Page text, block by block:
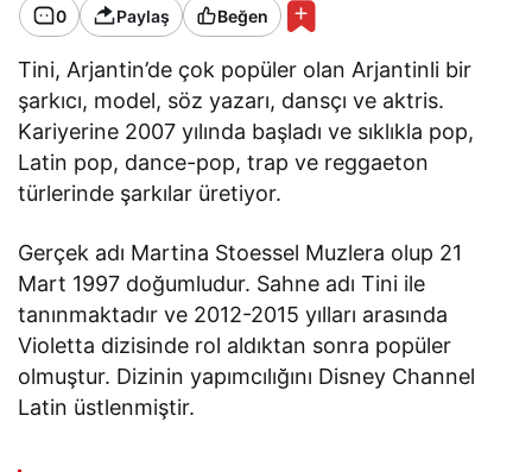
0 Paylaş Beğen
Tini, Arjantin’de çok popüler olan Arjantinli bir
şarkıcı, model, söz yazarı, dansçı ve aktris.
Kariyerine 2007 yılında başladı ve sıklıkla pop,
Latin pop, dance-pop, trap ve reggaeton
türlerinde şarkılar üretiyor.
Gerçek adı Martina Stoessel Muzlera olup 21
Mart 1997 doğumludur. Sahne adı Tini ile
tanınmaktadır ve 2012-2015 yılları arasında
Violetta dizisinde rol aldıktan sonra popüler
olmuştur. Dizinin yapımcılığını Disney Channel
Latin üstlenmiştir.